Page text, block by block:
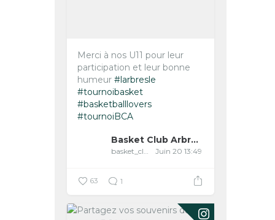
Merci à nos U11 pour leur
participation et leur bonne
humeur #larbresle
#tournoibasket
#basketballlovers
#tournoiBCA
Basket Club Arbreslois
basket_club_arbreslois Juin 20 13:49
63 1